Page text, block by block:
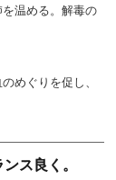
温める。解毒の
めぐりを促し、
ス良く。